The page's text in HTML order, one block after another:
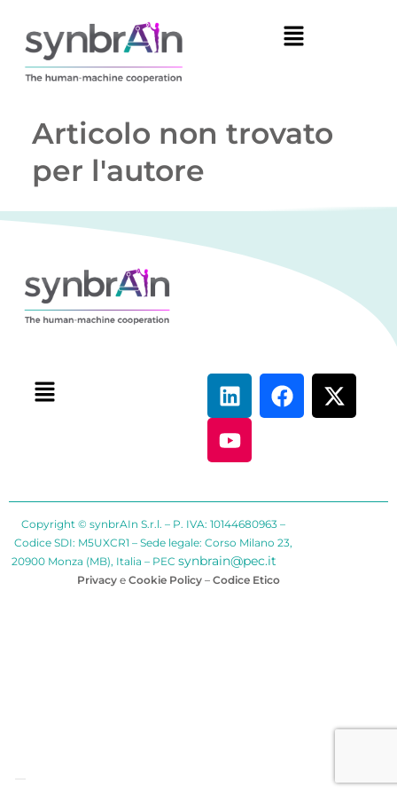
Articolo non trovato
per l'autore
Copyright © synbrAIn S.r.l. – P. IVA: 10144680963 –
Codice SDI: M5UXCR1 – Sede legale: Corso Milano 23,
20900 Monza (MB), Italia – PEC synbrain@pec.it
Privacy e Cookie Policy – Codice Etico